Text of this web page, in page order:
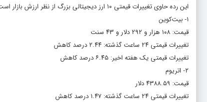
این رده حاوی تغییرات قیمتی ۱۰ ارز دیجیتالی بزرگ از نظر ارزش بازار است.
۱- بیت‌کوین
قیمت: ۱۰۸ هزار و ۲۹۲ دلار و ۴۳ سنت
تغییرات قیمتی ۲۴ ساعت گذشته: ۲.۴۴ درصد کاهش
تغییرات قیمتی یک هفته اخیر: ۶.۴۵ درصد کاهش
۲- اتریوم
قیمت: ۴۳۸۸.۵۹ دلار
تغییرات قیمتی ۲۴ ساعت گذشته: ۱.۴۷ درصد کاهش